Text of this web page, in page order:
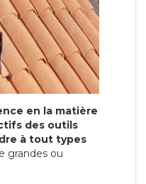
en la matière
des outils
à tout types
grandes ou